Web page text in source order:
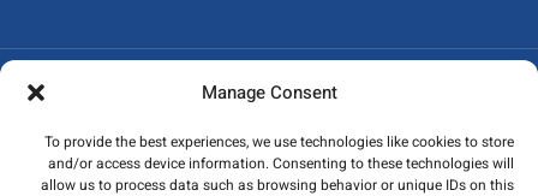
Manage Consent
To provide the best experiences, we use technologies like cookies to store
and/or access device information. Consenting to these technologies will
allow us to process data such as browsing behavior or unique IDs on this
אזור תעשייה נוף הארץ, כפר קאסם
משרד: 03-6715586
פקס: 03-6784235